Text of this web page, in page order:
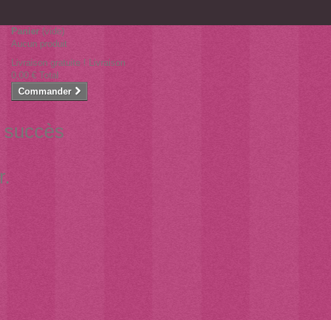
Panier (vide)
Aucun produit
Livraison gratuite ! Livraison
0,00 € Total
Commander